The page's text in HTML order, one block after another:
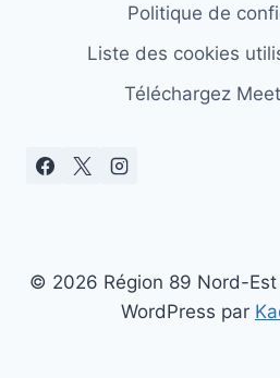
Politique de
Liste des cookies
Téléchargez
© 2026 Région 89 Nord-
WordPress par